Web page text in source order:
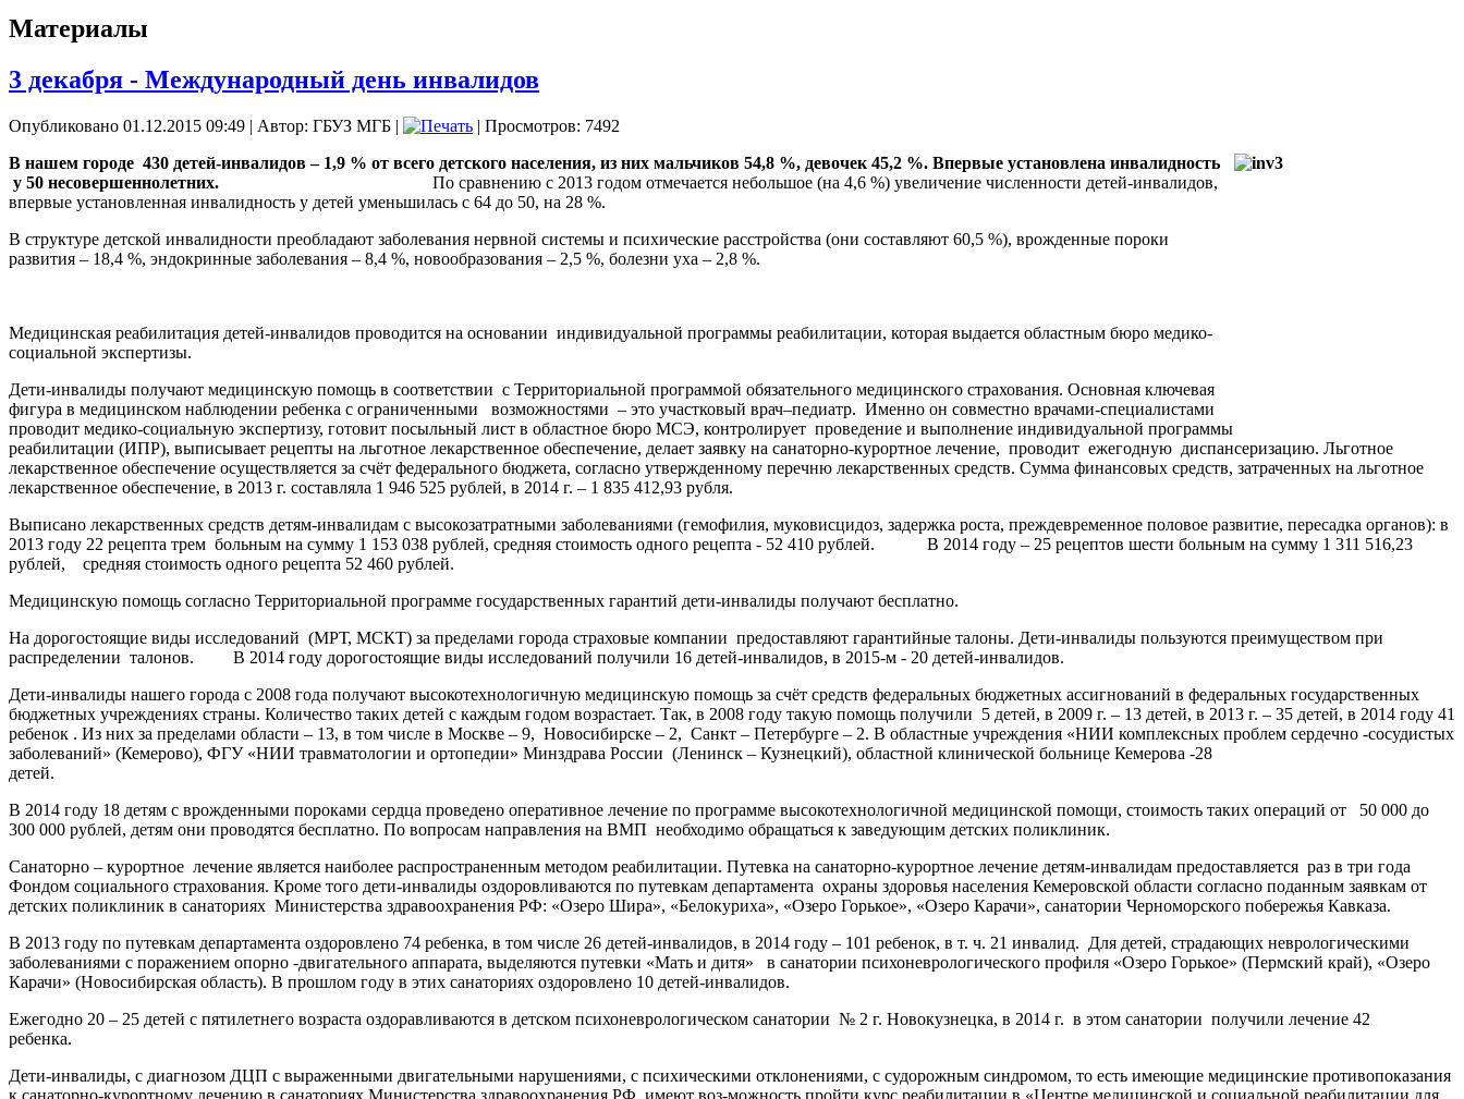
Материалы
3 декабря - Международный день инвалидов
Опубликовано 01.12.2015 09:49 | Автор: ГБУЗ МГБ |
| Просмотров: 7492
В нашем городе 430 детей-инвалидов – 1,9 % от всего детского населения, из них мальчиков 54,8 %, девочек 45,2 %. Впервые установлена инвалидность
у 50 несовершеннолетних. По сравнению с 2013 годом отмечается небольшое (на 4,6 %) увеличение численности детей-инвалидов,
впервые установленная инвалидность у детей уменьшилась с 64 до 50, на 28 %.
В структуре детской инвалидности преобладают заболевания нервной системы и психические расстройства (они составляют 60,5 %), врожденные пороки
развития – 18,4 %, эндокринные заболевания – 8,4 %, новообразования – 2,5 %, болезни уха – 2,8 %.
Медицинская реабилитация детей-инвалидов проводится на основании индивидуальной программы реабилитации, которая выдается областным бюро медико-
социальной экспертизы.
Дети-инвалиды получают медицинскую помощь в соответствии с Территориальной программой обязательного медицинского страхования. Основная ключевая
фигура в медицинском наблюдении ребенка с ограниченными возможностями – это участковый врач–педиатр. Именно он совместно врачами-специалистами
проводит медико-социальную экспертизу, готовит посыльный лист в областное бюро МСЭ, контролирует проведение и выполнение индивидуальной программы
реабилитации (ИПР), выписывает рецепты на льготное лекарственное обеспечение, делает заявку на санаторно-курортное лечение, проводит ежегодную диспансеризацию. Льготное
лекарственное обеспечение осуществляется за счёт федерального бюджета, согласно утвержденному перечню лекарственных средств. Сумма финансовых средств, затраченных на льготное
лекарственное обеспечение, в 2013 г. составляла 1 946 525 рублей, в 2014 г. – 1 835 412,93 рубля.
Выписано лекарственных средств детям-инвалидам с высокозатратными заболеваниями (гемофилия, муковисцидоз, задержка роста, преждевременное половое развитие, пересадка органов): в
2013 году 22 рецепта трем больным на сумму 1 153 038 рублей, средняя стоимость одного рецепта - 52 410 рублей. В 2014 году – 25 рецептов шести больным на сумму 1 311 516,23
рублей, средняя стоимость одного рецепта 52 460 рублей.
Медицинскую помощь согласно Территориальной программе государственных гарантий дети-инвалиды получают бесплатно.
На дорогостоящие виды исследований (МРТ, МСКТ) за пределами города страховые компании предоставляют гарантийные талоны. Дети-инвалиды пользуются преимуществом при
распределении талонов. В 2014 году дорогостоящие виды исследований получили 16 детей-инвалидов, в 2015-м - 20 детей-инвалидов.
Дети-инвалиды нашего города с 2008 года получают высокотехнологичную медицинскую помощь за счёт средств федеральных бюджетных ассигнований в федеральных государственных
бюджетных учреждениях страны. Количество таких детей с каждым годом возрастает. Так, в 2008 году такую помощь получили 5 детей, в 2009 г. – 13 детей, в 2013 г. – 35 детей, в 2014 году 41
ребенок . Из них за пределами области – 13, в том числе в Москве – 9, Новосибирске – 2, Санкт – Петербурге – 2. В областные учреждения «НИИ комплексных проблем сердечно -сосудистых
заболеваний» (Кемерово), ФГУ «НИИ травматологии и ортопедии» Минздрава России (Ленинск – Кузнецкий), областной клинической больнице Кемерова -28
детей.
В 2014 году 18 детям с врожденными пороками сердца проведено оперативное лечение по программе высокотехнологичной медицинской помощи, стоимость таких операций от 50 000 до
300 000 рублей, детям они проводятся бесплатно. По вопросам направления на ВМП необходимо обращаться к заведующим детских поликлиник.
Санаторно – курортное лечение является наиболее распространенным методом реабилитации. Путевка на санаторно-курортное лечение детям-инвалидам предоставляется раз в три года
Фондом социального страхования. Кроме того дети-инвалиды оздоровливаются по путевкам департамента охраны здоровья населения Кемеровской области согласно поданным заявкам от
детских поликлиник в санаториях Министерства здравоохранения РФ: «Озеро Шира», «Белокуриха», «Озеро Горькое», «Озеро Карачи», санатории Черноморского побережья Кавказа.
В 2013 году по путевкам департамента оздоровлено 74 ребенка, в том числе 26 детей-инвалидов, в 2014 году – 101 ребенок, в т. ч. 21 инвалид. Для детей, страдающих неврологическими
заболеваниями с поражением опорно -двигательного аппарата, выделяются путевки «Мать и дитя» в санатории психоневрологического профиля «Озеро Горькое» (Пермский край), «Озеро
Карачи» (Новосибирская область). В прошлом году в этих санаториях оздоровлено 10 детей-инвалидов.
Ежегодно 20 – 25 детей с пятилетнего возраста оздоравливаются в детском психоневрологическом санатории № 2 г. Новокузнецка, в 2014 г. в этом санатории получили лечение 42
ребенка.
Дети-инвалиды, с диагнозом ДЦП с выраженными двигательными нарушениями, с психическими отклонениями, с судорожным синдромом, то есть имеющие медицинские противопоказания
к санаторно-курортному лечению в санаториях Министерства здравоохранения РФ, имеют воз-можность пройти курс реабилитации в «Центре медицинской и социальной реабилитации для